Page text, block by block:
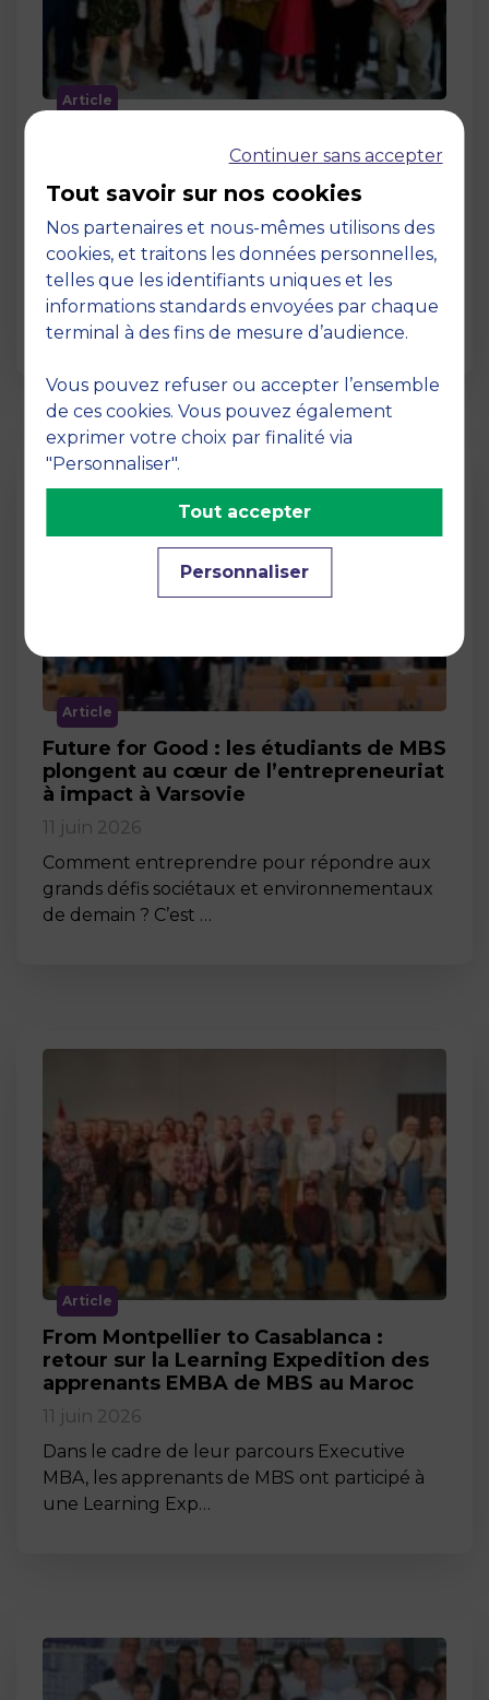
Article
de l’Économie Numérique 2026 : un
engagement au service de
l’innovation en occitanie
12 juin 2026
La semaine dernière, le campus de MBS
School of Business a ouvert ses portes aux
jurys des Trophées …
Article
Future for Good : les étudiants de MBS
plongent au cœur de l’entrepreneuriat
à impact à Varsovie
11 juin 2026
Comment entreprendre pour répondre aux
grands défis sociétaux et environnementaux
de demain ? C’est …
Article
From Montpellier to Casablanca :
retour sur la Learning Expedition des
apprenants EMBA de MBS au Maroc
11 juin 2026
Dans le cadre de leur parcours Executive
MBA, les apprenants de MBS ont participé à
une Learning Exp…
Continuer sans accepter
Tout savoir sur nos cookies
Nos partenaires et nous-mêmes utilisons des
cookies, et traitons les données personnelles,
telles que les identifiants uniques et les
informations standards envoyées par chaque
terminal à des fins de mesure d’audience.
Vous pouvez refuser ou accepter l’ensemble
de ces cookies. Vous pouvez également
exprimer votre choix par finalité via
"Personnaliser".
Personnaliser
Tout accepter